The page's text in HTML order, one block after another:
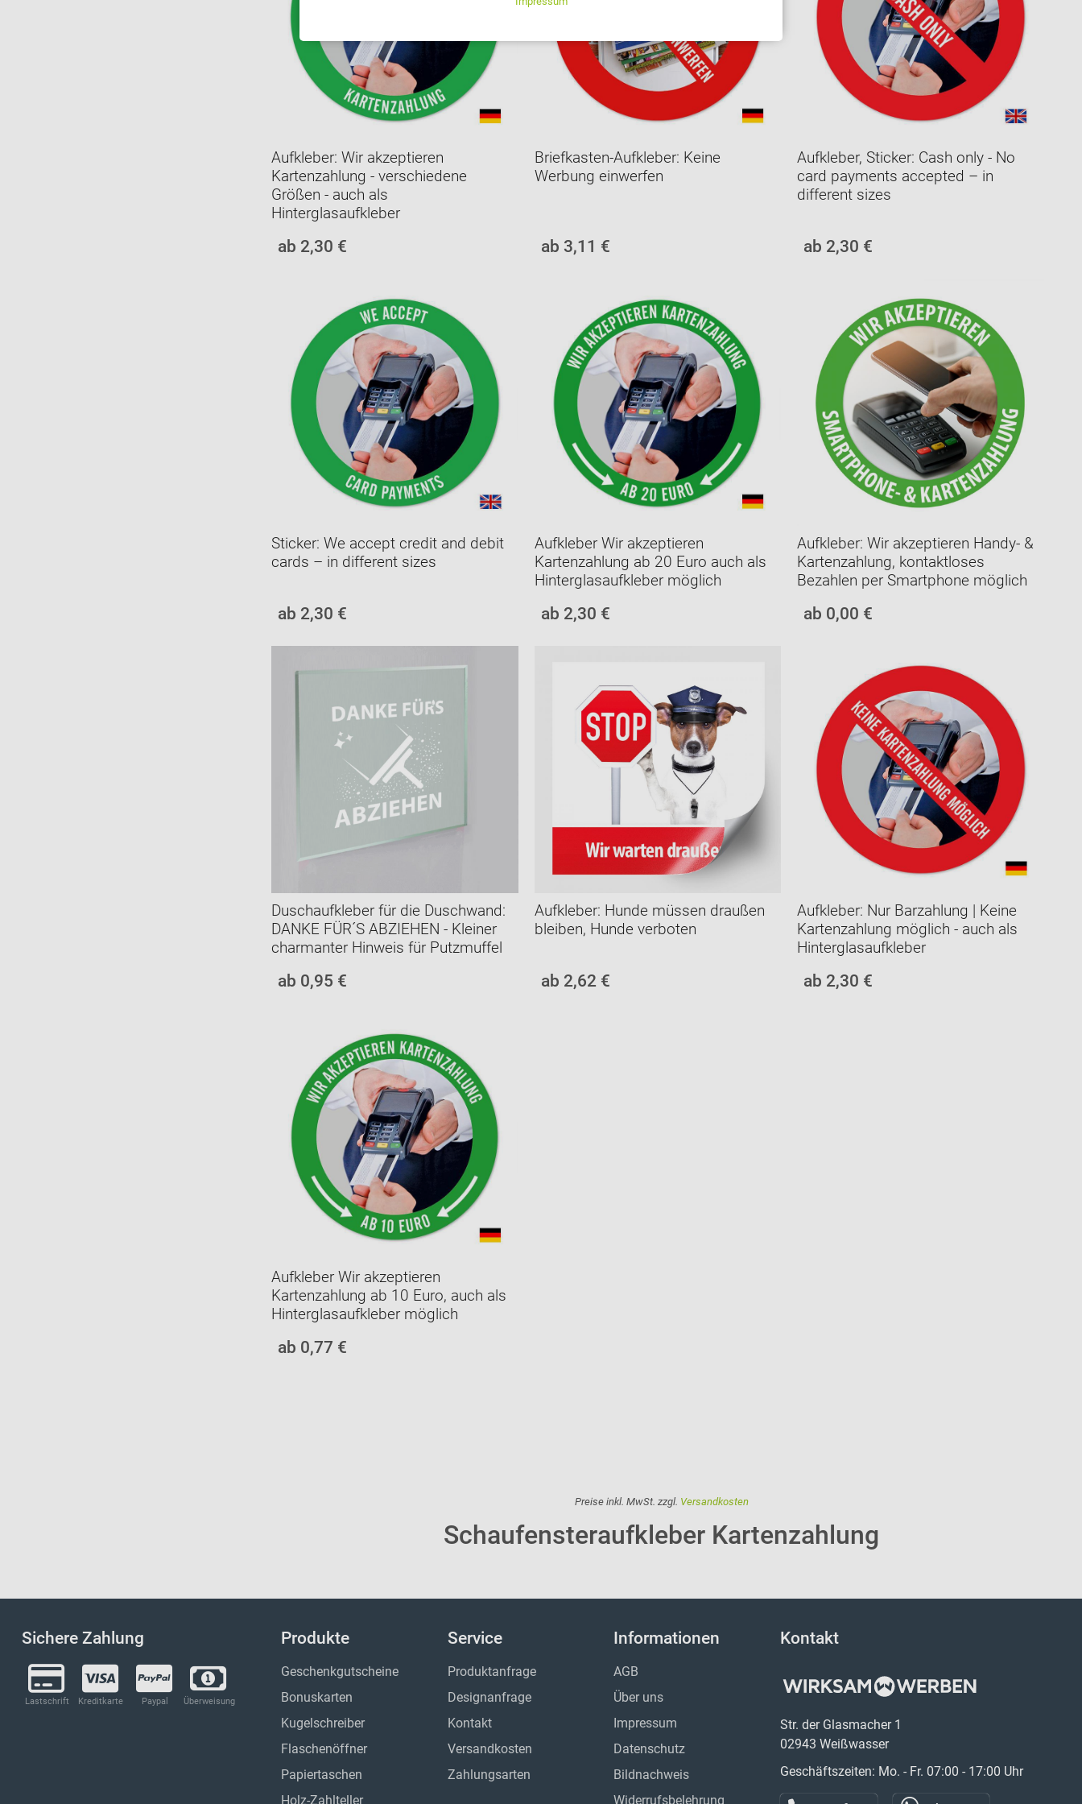
Preise inkl. MwSt. zzgl. Versandkosten
Schaufensteraufkleber Kartenzahlung
Aufkleber: Wir akzeptieren
Kartenzahlung - verschiedene
Größen - auch als
Hinterglasaufkleber
ab 2,30 €
Briefkasten-Aufkleber: Keine
Werbung einwerfen
ab 3,11 €
Aufkleber, Sticker: Cash only - No
card payments accepted – in
different sizes
ab 2,30 €
Sticker: We accept credit and debit
cards – in different sizes
ab 2,30 €
Aufkleber Wir akzeptieren
Kartenzahlung ab 20 Euro auch als
Hinterglasaufkleber möglich
ab 2,30 €
Aufkleber: Wir akzeptieren Handy- &
Kartenzahlung, kontaktloses
Bezahlen per Smartphone möglich
ab 0,00 €
Duschaufkleber für die Duschwand:
DANKE FÜR´S ABZIEHEN - Kleiner
charmanter Hinweis für Putzmuffel
ab 0,95 €
Aufkleber: Hunde müssen draußen
bleiben, Hunde verboten
ab 2,62 €
Aufkleber: Nur Barzahlung | Keine
Kartenzahlung möglich - auch als
Hinterglasaufkleber
ab 2,30 €
Aufkleber Wir akzeptieren
Kartenzahlung ab 10 Euro, auch als
Hinterglasaufkleber möglich
ab 0,77 €
Sichere Zahlung
Lastschrift Kreditkarte Paypal Überweisung
Produkte
Geschenkgutscheine
Bonuskarten
Kugelschreiber
Flaschenöffner
Papiertaschen
Holz-Zahlteller
Service
Produktanfrage
Designanfrage
Kontakt
Versandkosten
Zahlungsarten
Informationen
AGB
Über uns
Impressum
Datenschutz
Bildnachweis
Widerrufsbelehrung
Kontakt
Str. der Glasmacher 1
02943 Weißwasser
Geschäftszeiten: Mo. - Fr. 07:00 - 17:00 Uhr